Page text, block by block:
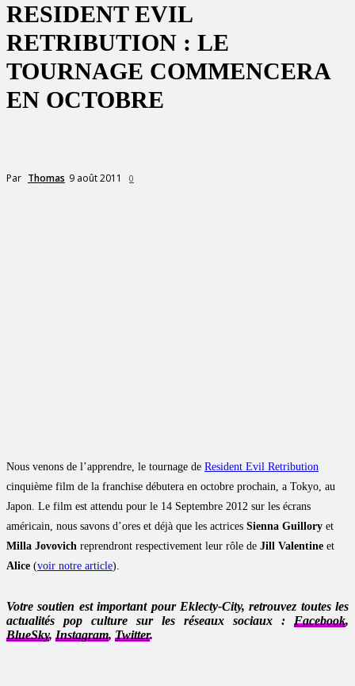
RESIDENT EVIL
RETRIBUTION : LE
TOURNAGE COMMENCERA
EN OCTOBRE
Par Thomas 9 août 2011 0
Nous venons de l’apprendre, le tournage de Resident Evil Retribution
cinquième film de la franchise débutera en octobre prochain, a Tokyo, au
Japon. Le film est attendu pour le 14 Septembre 2012 sur les écrans
américain, nous savons d’ores et déjà que les actrices Sienna Guillory et
Milla Jovovich reprendront respectivement leur rôle de Jill Valentine et
Alice (voir notre article).
Votre soutien est important pour Eklecty-City, retrouvez toutes les
actualités pop culture sur les réseaux sociaux : Facebook,
BlueSky, Instagram, Twitter.